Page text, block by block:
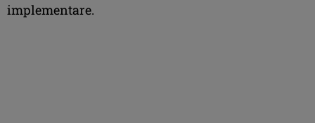
implementare.